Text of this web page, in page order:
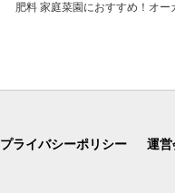
肥料 家庭菜園におすすめ！オー
プライバシーポリシー 運営